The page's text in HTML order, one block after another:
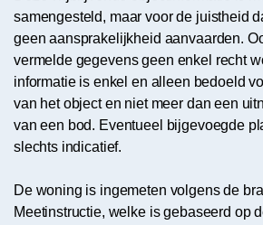
samengesteld, maar voor de juistheid
geen aansprakelijkheid aanvaarden.
vermelde gegevens geen enkel recht
informatie is enkel en alleen bedoeld
van het object en niet meer dan een
van een bod. Eventueel bijgevoegde
slechts indicatief.
De woning is ingemeten volgens de
Meetinstructie, welke is gebaseerd op